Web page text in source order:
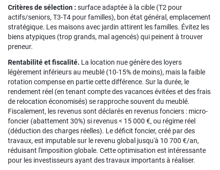
Critères de sélection : surface adaptée à la cible (T2 pour
actifs/seniors, T3-T4 pour familles), bon état général, emplacement
stratégique. Les maisons avec jardin attirent les familles. Évitez les
biens atypiques (trop grands, mal agencés) qui peinent à trouver
preneur.
Rentabilité et fiscalité. La location nue génère des loyers
légèrement inférieurs au meublé (10-15% de moins), mais la faible
rotation compense en partie cette différence. Sur la durée, le
rendement réel (en tenant compte des vacances évitées et des frais
de relocation économisés) se rapproche souvent du meublé.
Fiscalement, les revenus sont déclarés en revenus fonciers : micro-
foncier (abattement 30%) si revenus < 15 000 €, ou régime réel
(déduction des charges réelles). Le déficit foncier, créé par des
travaux, est imputable sur le revenu global jusqu'à 10 700 €/an,
réduisant l'imposition globale. Cette optimisation est intéressante
pour les investisseurs ayant des travaux importants à réaliser.